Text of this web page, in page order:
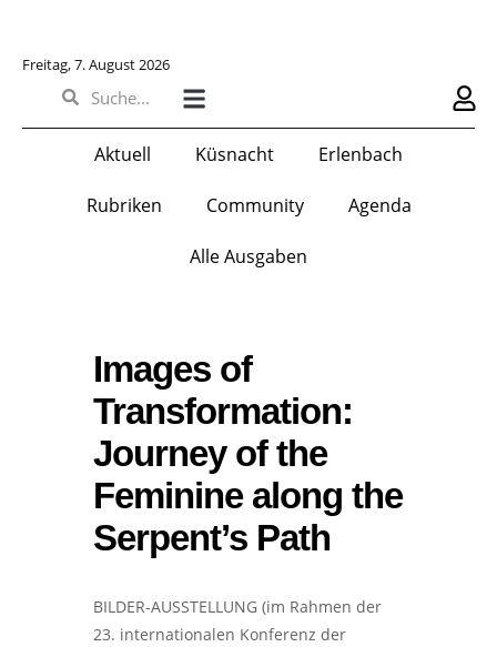
Freitag, 7. August 2026
Aktuell Küsnacht Erlenbach
Rubriken Community Agenda
Alle Ausgaben
Images of
Transformation:
Journey of the
Feminine along the
Serpent’s Path
BILDER-AUSSTELLUNG (im Rahmen der
23. internationalen Konferenz der